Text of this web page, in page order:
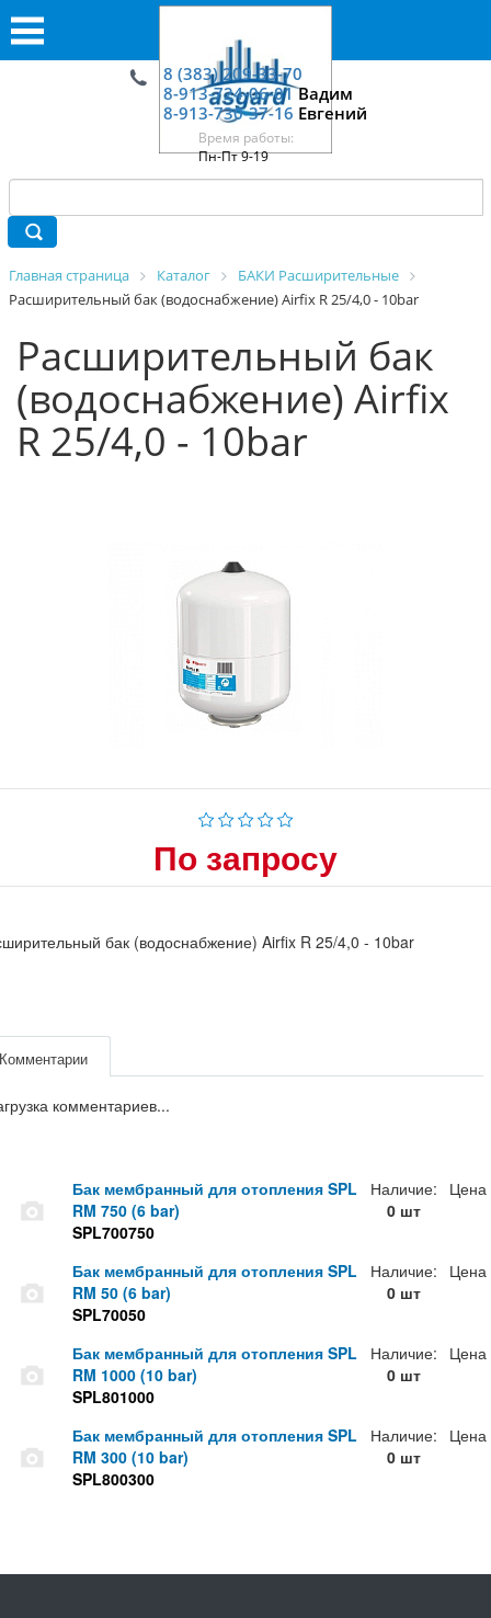
8 (383) 209-33-70
8-913-724-06-01Вадим
8-913-730-37-16 Евгений
Время работы:
Пн-Пт 9-19
Главная страница Каталог
БАКИ Расширительные
Расширительный бак (водоснабжение) Airfix R 25/4,0 - 10bar
Расширительный бак
(водоснабжение) Airfix
R 25/4,0 - 10bar
По запросу
бак (водоснабжение) Airfix R 25/4,0 - 10bar
комментариев...
Бак мембранный для отопления SPL
RM 750 (6 bar)
SPL700750
Наличие:
0 шт
Цена
Бак мембранный для отопления SPL
RM 50 (6 bar)
SPL70050
Наличие:
0 шт
Цена
Бак мембранный для отопления SPL
RM 1000 (10 bar)
SPL801000
Наличие:
0 шт
Цена
Бак мембранный для отопления SPL
RM 300 (10 bar)
SPL800300
Наличие:
0 шт
Цена